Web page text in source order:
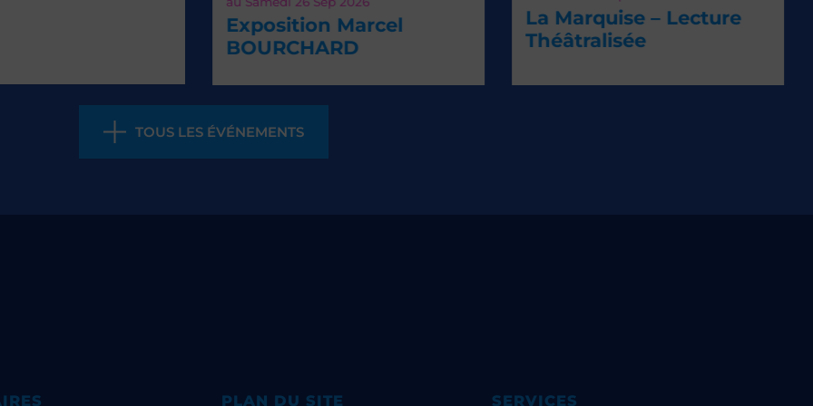
Exposition Marcel
BOURCHARD
La Marquise – Lecture
TOUS LES ÉVÉNEMENTS
PLAN DU SITE SERVICES